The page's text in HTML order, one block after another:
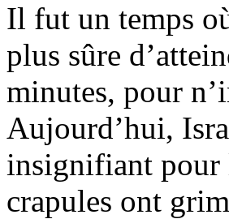
Il fut un temps
plus sûre
minutes, pour
Aujourd’hui,
insignifiant pour
crapules ont